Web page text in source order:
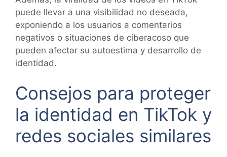
puede llevar a una visibilidad no deseada,
exponiendo a los usuarios a comentarios
negativos o situaciones de ciberacoso que
pueden afectar su autoestima y desarrollo de
identidad.
Consejos para proteger
la identidad en TikTok y
redes sociales similares